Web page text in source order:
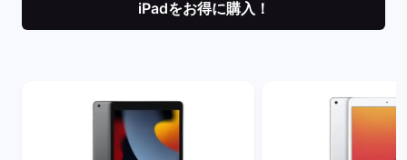
iPadをお得に購入！